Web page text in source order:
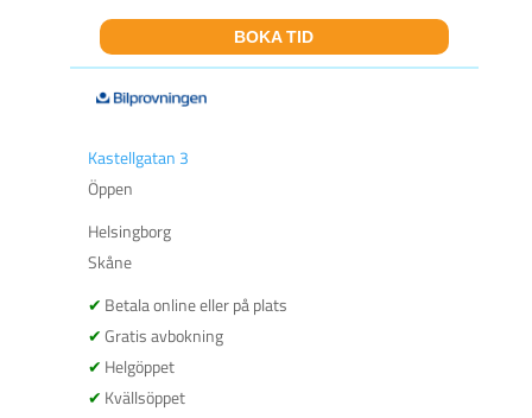
BOKA TID
Kastellgatan 3
Öppen
Helsingborg
Skåne
Betala online eller på plats
Gratis avbokning
Helgöppet
Kvällsöppet